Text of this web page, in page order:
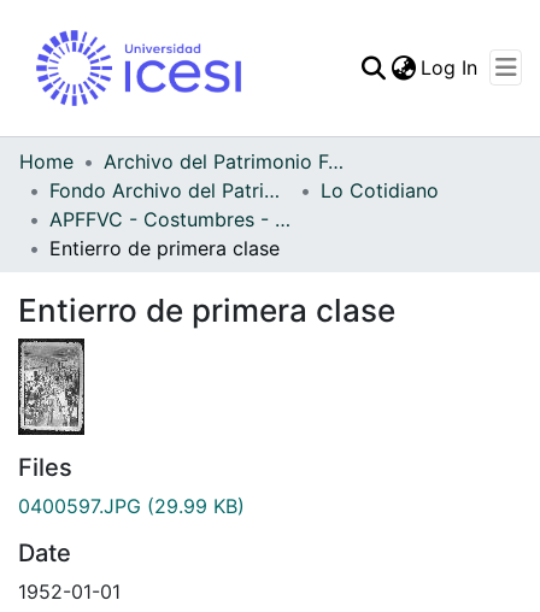
Statistics
Log In
Home
Archivo del Patrimonio Fotográfico y Fílmico del Valle del Cauca
Fondo Archivo del Patrimonio Fotográfico y Fílmico del Valle del Cauca
Lo Cotidiano
APFFVC - Costumbres - Patrimonial
Entierro de primera clase
Entierro de primera clase
Files
0400597.JPG (29.99 KB)
Date
1952-01-01